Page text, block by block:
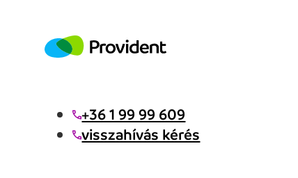
+36 1 99 99 609
visszahívás kérés